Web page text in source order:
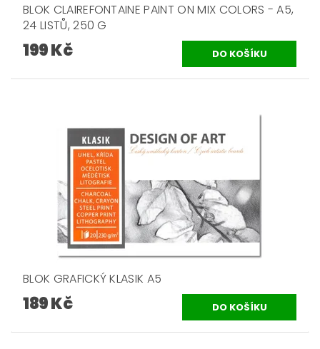
BLOK CLAIREFONTAINE PAINT ON MIX COLORS - A5,
24 LISTŮ, 250 G
199 Kč
BLOK GRAFICKÝ KLASIK A5
189 Kč